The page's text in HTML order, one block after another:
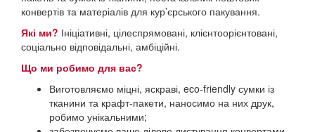
конвертів та матеріалів для кур’єрського пакування.
Які ми? Ініціативні, цілеспрямовані, клієнтоорієнтовані,
соціально відповідальні, амбіційні.
Що ми робимо для вас?
Виготовляємо міцні, яскраві, eco-friendly сумки із
тканини та крафт-пакети, наносимо на них друк,
робимо унікальними;